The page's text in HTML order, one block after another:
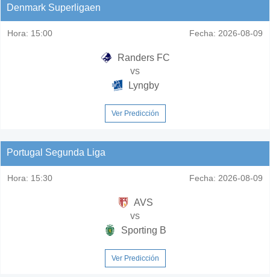
Denmark Superligaen
Hora: 15:00 Fecha: 2026-08-09
Randers FC
vs
Lyngby
Ver Predicción
Portugal Segunda Liga
Hora: 15:30 Fecha: 2026-08-09
AVS
vs
Sporting B
Ver Predicción